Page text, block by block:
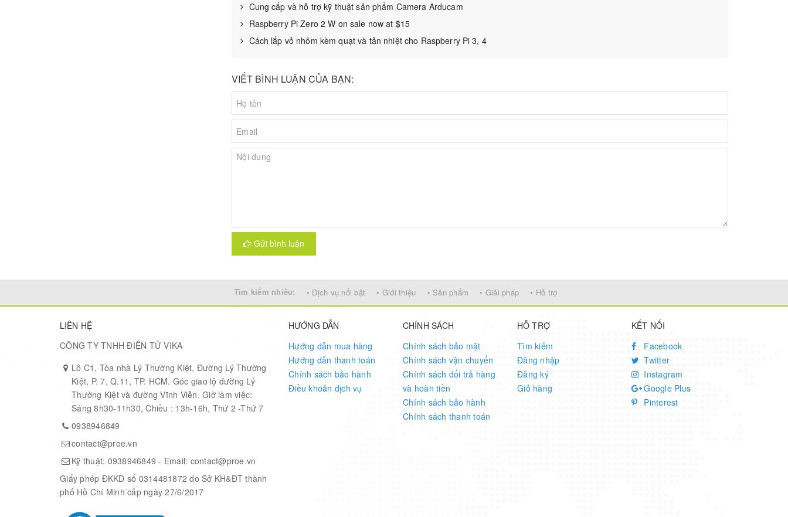
Cung cấp và hỗ trợ kỹ thuật sản phẩm Camera Arducam
Raspberry Pi Zero 2 W on sale now at $15
Cách lắp vỏ nhôm kèm quạt và tản nhiệt cho Raspberry Pi 3, 4
VIẾT BÌNH LUẬN CỦA BẠN:
Gửi bình luận
Tìm kiếm nhiều: • Dịch vụ nổi bật • Giới thiệu • Sản phẩm • Giải pháp • Hỗ trợ
LIÊN HỆ
CÔNG TY TNHH ĐIỆN TỬ VIKA
Lô C1, Tòa nhà Lý Thường Kiệt, Đường Lý Thường
Kiệt, P. 7, Q.11, TP. HCM. Góc giao lộ đường Lý
Thường Kiệt và đường Vĩnh Viễn. Giờ làm việc:
Sáng 8h30-11h30, Chiều : 13h-16h, Thứ 2 -Thứ 7
0938946849
contact@proe.vn
Kỹ thuật: 0938946849 - Email: contact@proe.vn
Giấy phép ĐKKD số 0314481872 do Sở KH&ĐT thành
phố Hồ Chí Minh cấp ngày 27/6/2017
HƯỚNG DẪN
Hướng dẫn mua hàng
Hướng dẫn thanh toán
Chính sách bảo hành
Điều khoản dịch vụ
CHÍNH SÁCH
Chính sách bảo mật
Chính sách vận chuyển
Chính sách đổi trả hàng
và hoàn tiền
Chính sách bảo hành
Chính sách thanh toán
HỖ TRỢ
Tìm kiếm
Đăng nhập
Đăng ký
Giỏ hàng
KẾT NỐI
Facebook
Twitter
Instagram
Google Plus
Pinterest